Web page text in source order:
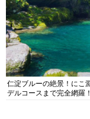
仁淀ブルーの絶景！にこ
デルコースまで完全網羅！